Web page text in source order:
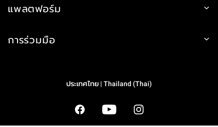
แพลตฟอร์ม
การร่วมมือ
ประเทศไทย | Thailand (Thai)